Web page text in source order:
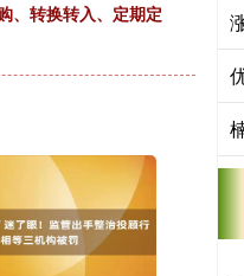
、转换转入、定期定